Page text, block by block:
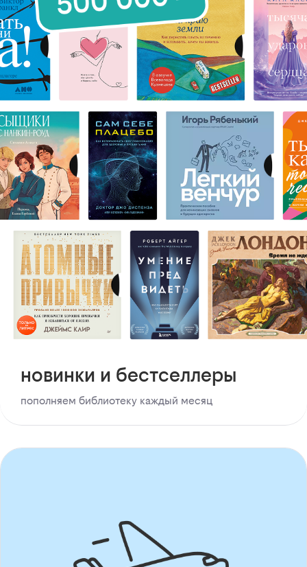
новинки и бестселлеры
пополняем библиотеку каждый месяц